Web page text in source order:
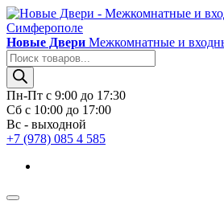
Новые Двери Межкомнатные и
Поиск
товаров
Пн-Пт с 9:00 до 17:30
Сб с 10:00 до 17:00
Вс - выходной
+7 (978) 085 4 585